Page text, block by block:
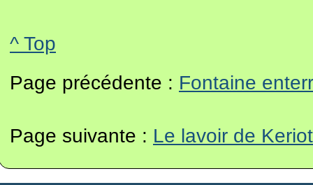
^ Top
Page précédente : Fontaine
Page suivante : Le lavoir de Keriot